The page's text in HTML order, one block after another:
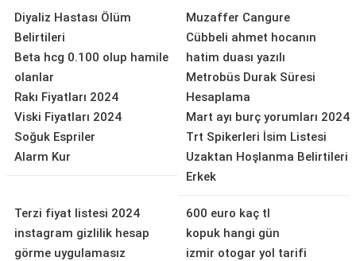
Diyaliz Hastası Ölüm
Belirtileri
Beta hcg 0.100 olup hamile
olanlar
Rakı Fiyatları 2024
Viski Fiyatları 2024
Soğuk Espriler
Alarm Kur
Muzaffer Cangure
Cübbeli ahmet hocanın
hatim duası yazılı
Metrobüs Durak Süresi
Hesaplama
Mart ayı burç yorumları 2024
Trt Spikerleri İsim Listesi
Uzaktan Hoşlanma Belirtileri
Erkek
Terzi fiyat listesi 2024
instagram gizlilik hesap
görme uygulamasız
600 euro kaç tl
kopuk hangi gün
izmir otogar yol tarifi